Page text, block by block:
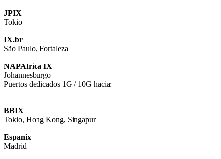
JPIX
Tokio
IX.br
São Paulo, Fortaleza
NAPAfrica IX
Johannesburgo
Puertos dedicados 1G / 10G hacia:
BBIX
Tokio, Hong Kong, Singapur
Espanix
Madrid